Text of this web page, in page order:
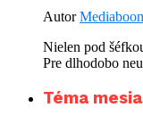
Autor
Nielen pod
Pre dlhodobo
Téma